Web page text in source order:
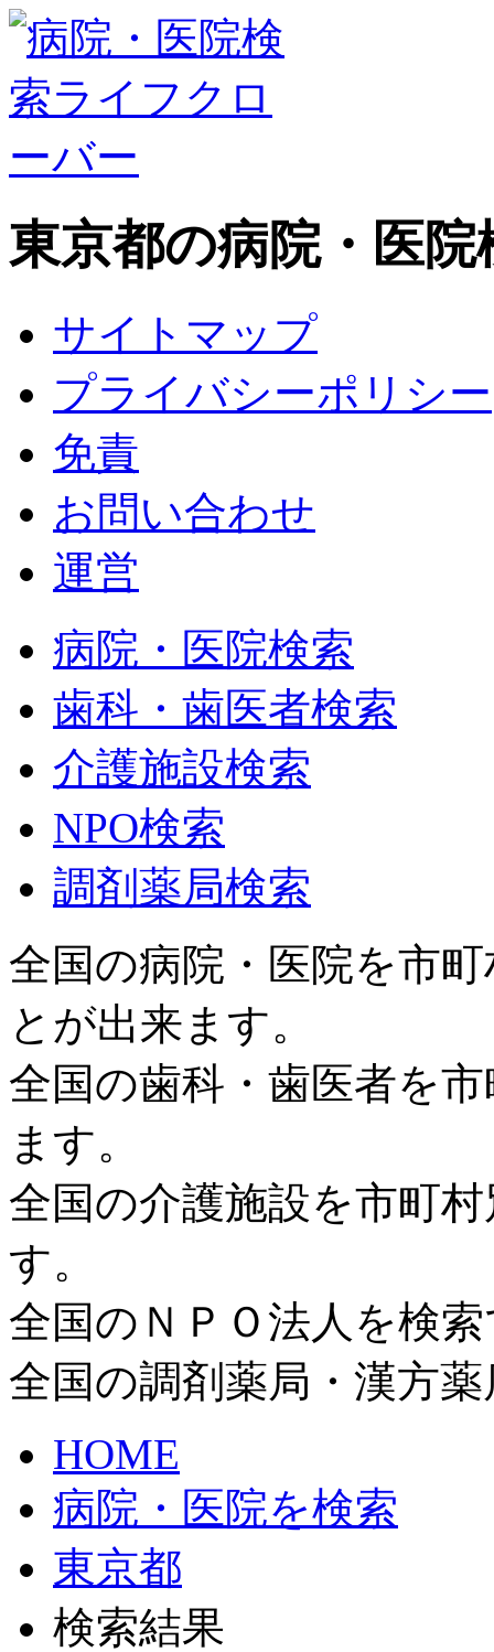
東京都の病院・医
サイトマップ
プライバシーポリシー
免責
お問い合わせ
運営
病院・医院検索
歯科・歯医者検索
介護施設検索
NPO検索
調剤薬局検索
全国の病院・医院を市
とが出来ます。
全国の歯科・歯医者を
ます。
全国の介護施設を市町
す。
全国のＮＰＯ法人を検
全国の調剤薬局・漢方
HOME
病院・医院を検索
東京都
検索結果